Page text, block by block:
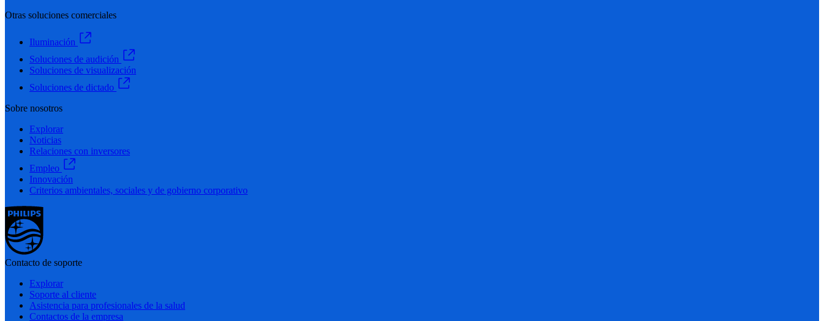
Otras soluciones comerciales
Iluminación
Soluciones de audición
Soluciones de visualización
Soluciones de dictado
Sobre nosotros
Explorar
Noticias
Relaciones con inversores
Empleo
Innovación
Criterios ambientales, sociales y de gobierno corporativo
Contacto de soporte
Explorar
Soporte al cliente
Asistencia para profesionales de la salud
Contactos de la empresa